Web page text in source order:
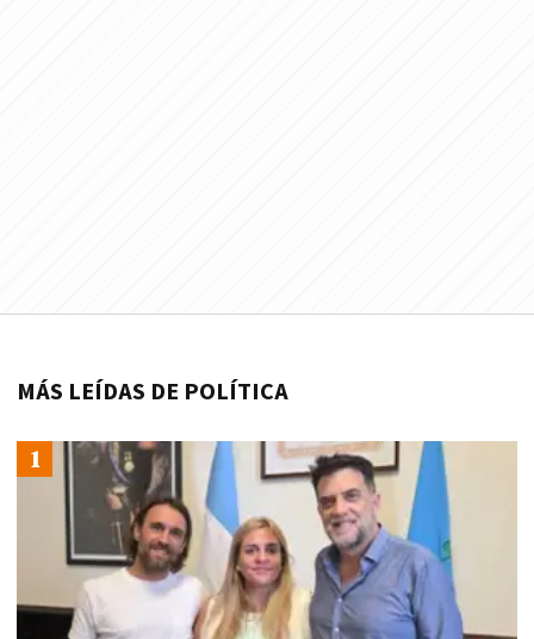
MÁS LEÍDAS DE POLÍTICA